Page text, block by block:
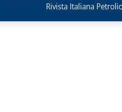
Rivista Italiana